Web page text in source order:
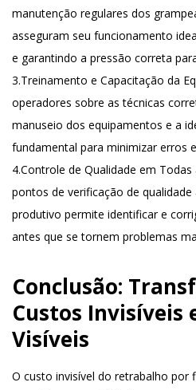
manutenção regulares dos
asseguram seu funcionamento
e garantindo a pressão correta
3.Treinamento e Capacitação da
operadores sobre as técnicas
manuseio dos equipamentos e a
fundamental para minimizar erros
4.Controle de Qualidade em Todas
pontos de verificação de
produtivo permite identificar e
antes que se tornem problemas
Conclusão:
Custos Invisíveis
Visíveis
O custo invisível do retrabalho por